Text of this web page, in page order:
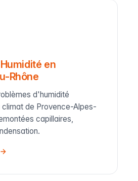
en
Rhône
d'humidité
de Provence-Alpes-
capillaires,